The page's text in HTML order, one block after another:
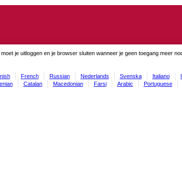
moet je uitloggen en je browser sluiten wanneer je geen toegang meer
French Russian Nederlands Svenska Italiano
Catalan Macedonian Farsi Arabic Portuguese